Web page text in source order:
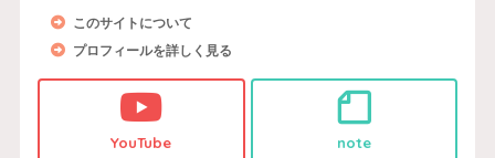
このサイトについて
プロフィールを詳しく見る
YouTube note